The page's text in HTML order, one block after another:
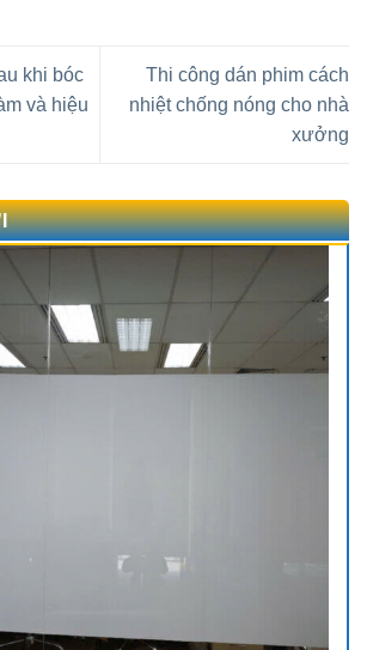
khi bóc
và hiệu
Thi công dán phim cách
nhiệt chống nóng cho nhà
xưởng